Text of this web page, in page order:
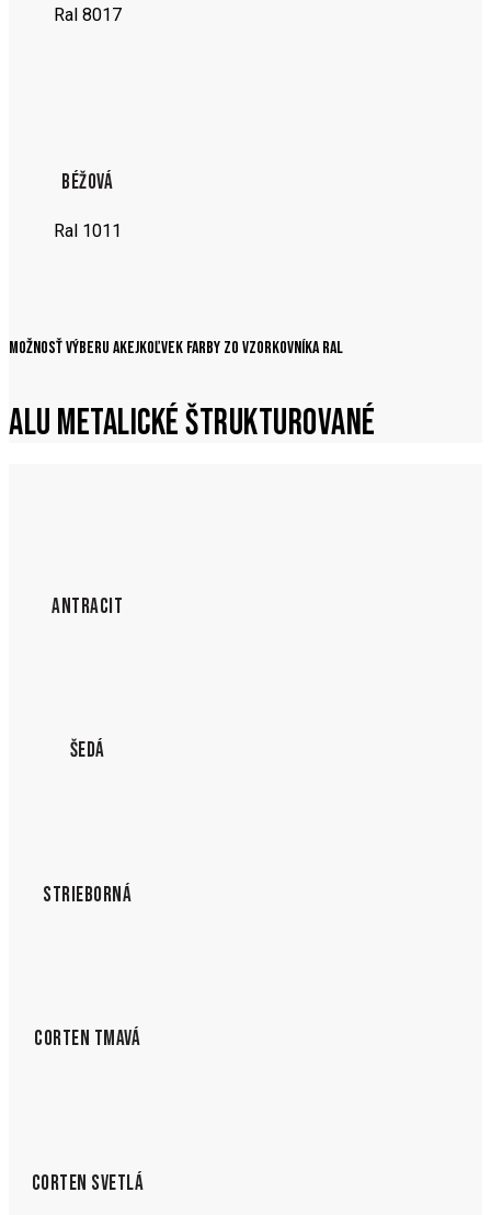
Ral 8017
BÉŽOVÁ
Ral 1011
Možnosť výberu akejkoľvek farby zo vzorkovníka RAL
ALU METALICKÉ ŠTRUKTUROVANÉ
ANTRACIT
ŠEDÁ
STRIEBORNÁ
CORTEN TMAVÁ
CORTEN SVETLÁ